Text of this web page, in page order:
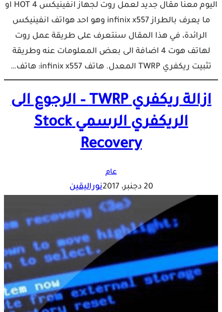
اليوم معنا مقال جديد لعمل روت لجهاز انفينيكس HOT 4 او
ما يعرف بالطراز infinix x557 وهو احد هواتف انفينيكس
الرائدة، في هذا المقال سنتعرف على طريقة عمل روت
لهاتف هوت 4 اضافة الى بعض المعلومات عنه وطريقة
تثبيت ريكفري TWRP المعدل. هاتف infinix x557: هاتف…
ازالة ريكفري TWRP – الرجوع الى
الريكفري الرسمي Stock
Recovery
عام
20 دجنبر، 2017 نوراليقين